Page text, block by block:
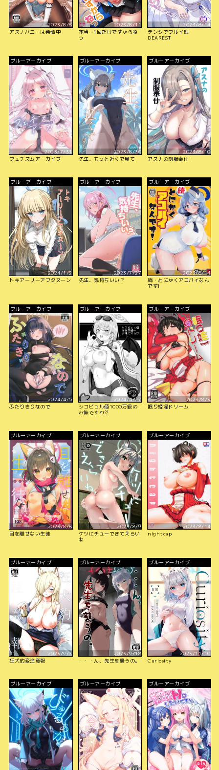
2023/8/8
アスナバニーは発情中
2023/8/11
本当…1回だけですからね
っ
2023/8/14
テンシでワルイ娘
DEAREST
ブルーアーカイブ
2023/7/31
フェチズムアーカイブ
ブルーアーカイブ
2023/8/30
先生、もっと近くで見て
ブルーアーカイブ
2023/8/10
アスナの制服奉仕
ブルーアーカイブ
2024/1/2
トキアーリーアフタヌーン
ブルーアーカイブ
2023/7/27
先生、気持ちいい？
ブルーアーカイブ
2023/8/14
続・とにかくアコパイなん
です!
ブルーアーカイブ
2024/4/5
ふたりきりなので
ブルーアーカイブ
2024/4/27
シコビュル値1000万級の
お味ですわ♡
ブルーアーカイブ
2023/8/3
眠り姫淫ドリーム
ブルーアーカイブ
2023/8/8
目を離せない生徒
ブルーアーカイブ
2023/8/9
ケツにチューできてえらい
ね
ブルーアーカイブ
2023/8/14
nightcap
ブルーアーカイブ
2023/9/7
狂犬豹変注意報
ブルーアーカイブ
2023/9/18
・・・ん、先生を襲うの。
ブルーアーカイブ
2023/11/10
Curiosity
ブルーアーカイブ ブルーアーカイブ ブルーアーカイブ